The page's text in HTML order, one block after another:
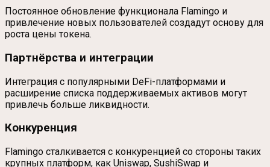
Постоянное обновление функционала Flamingo и
привлечение новых пользователей создадут основу для
роста цены токена.
Партнёрства и интеграции
Интеграция с популярными DeFi-платформами и
расширение списка поддерживаемых активов могут
привлечь больше ликвидности.
Конкуренция
Flamingo сталкивается с конкуренцией со стороны таких
крупных платформ, как Uniswap, SushiSwap и